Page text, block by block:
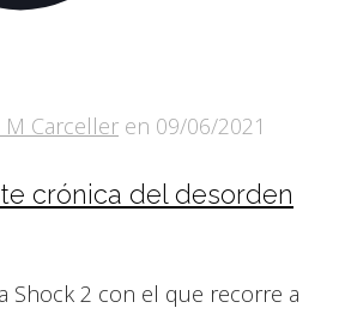
M Carceller en 09/06/2021
crónica del desorden
Shock 2 con el que recorre a